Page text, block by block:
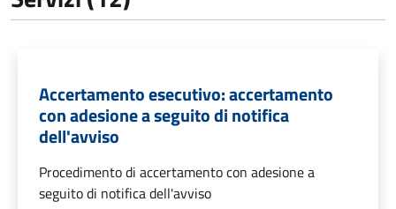
Accertamento esecutivo: accertamento
con adesione a seguito di notifica
dell'avviso
Procedimento di accertamento con adesione a
seguito di notifica dell'avviso